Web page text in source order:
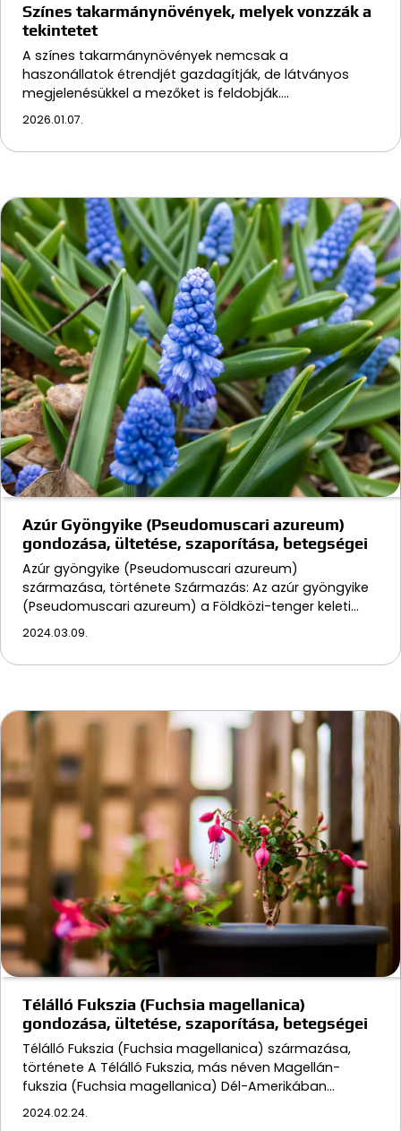
Színes takarmánynövények, melyek vonzzák a
tekintetet
A színes takarmánynövények nemcsak a
haszonállatok étrendjét gazdagítják, de látványos
megjelenésükkel a mezőket is feldobják.…
2026.01.07.
Azúr Gyöngyike (Pseudomuscari azureum)
gondozása, ültetése, szaporítása, betegségei
Azúr gyöngyike (Pseudomuscari azureum)
származása, története Származás: Az azúr gyöngyike
(Pseudomuscari azureum) a Földközi-tenger keleti…
2024.03.09.
Télálló Fukszia (Fuchsia magellanica)
gondozása, ültetése, szaporítása, betegségei
Télálló Fukszia (Fuchsia magellanica) származása,
története A Télálló Fukszia, más néven Magellán-
fukszia (Fuchsia magellanica) Dél-Amerikában…
2024.02.24.